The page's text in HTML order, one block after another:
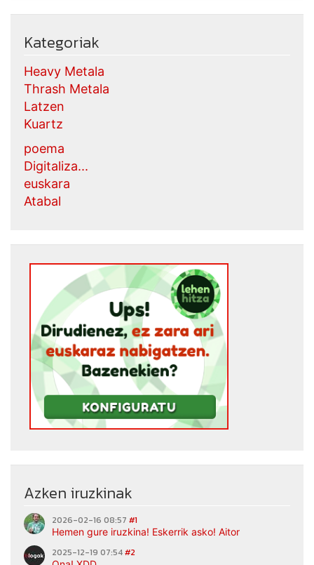
Kategoriak
Heavy Metala
Thrash Metala
Latzen
Kuartz
poema
Digitaliza...
euskara
Atabal
Azken iruzkinak
2026-02-16 08:57 #1
Hemen gure iruzkina! Eskerrik asko! Aitor
2025-12-19 07:54#2